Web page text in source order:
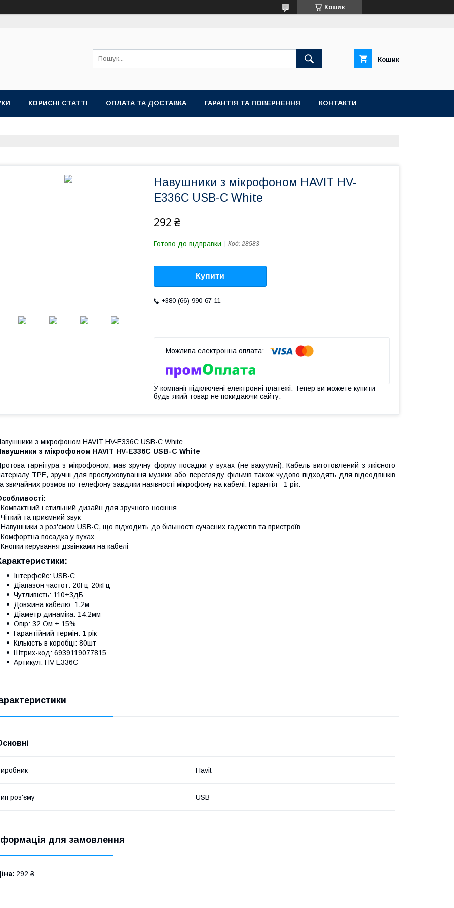
Кошик
Кошик
КОРИСНІ СТАТТІ ОПЛАТА ТА ДОСТАВКА ГАРАНТІЯ ТА ПОВЕРНЕННЯ КОНТАКТИ
Навушники з мікрофоном HAVIT HV-
E336C USB-C White
292 ₴
Готово до відправки Код: 28583
Купити
+380 (66) 990-67-11
У компанії підключені електронні платежі. Тепер ви можете купити
будь-який товар не покидаючи сайту.
з мікрофоном HAVIT HV-E336C USB-C White
з мікрофоном HAVIT HV-E336C USB-C White
гарнітура з мікрофоном, має зручну форму посадки у вухах (не вакуумні). Кабель виготовлений з якісного
TPE, зручні для прослуховування музики або перегляду фільмів також чудово підходять для відеодвінків
звичайних розмов по телефону завдяки наявності мікрофону на кабелі. Гарантія - 1 рік.
і стильний дизайн для зручного носіння
та приємний звук
з роз'ємом USB-C, що підходить до більшості сучасних гаджетів та пристроїв
посадка у вухах
керування дзвінками на кабелі
Інтерфейс: USB-C
Діапазон частот: 20Гц-20кГц
Чутливість: 110±3дБ
Довжина кабелю: 1.2м
Діаметр динаміка: 14.2мм
Опір: 32 Ом ± 15%
Гарантійний термін: 1 рік
Кількість в коробці: 80шт
Штрих-код: 6939119077815
Артикул: HV-E336C
Havit
роз'єму USB
для замовлення
292 ₴